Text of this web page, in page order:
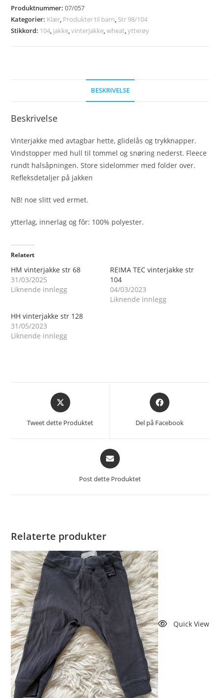
antall
Produktnummer:07/057
Kategorier: Klær, Produkter til barn, Str 98/104
Stikkord: 104, jakke,vinterjakke,wheat,ytterøy
BESKRIVELSE
Beskrivelse
Vinterjakke med avtagbar hette, glidelås og trykknapper.
Vindstopper med hull til tommel og snøring nederst. Fleece
rundt halsåpningen. Store sidelommer med folder over.
Refleksdetaljer på jakken
NB! noe slitt ved ermet.
ytterlag, innerlag og fôr: 100% polyester.
Relatert
HM vinterjakke str 68
31/03/2025
Liknende innlegg
REIMA TEC vinterjakke str
104
04/03/2023
Liknende innlegg
HH vinterjakke str 128
31/05/2023
Liknende innlegg
Åpnes
i
nytt
Tweet dette Produktet
Åpnes
i
et
nytt
Del på Facebook
Åpnes
i
nytt
Post dette Produktet
Relaterte produkter
Quick View